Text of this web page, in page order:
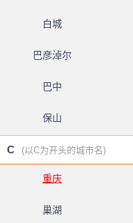
白城
巴彦淖尔
巴中
保山
C (以C为开头的城市名)
重庆
巢湖